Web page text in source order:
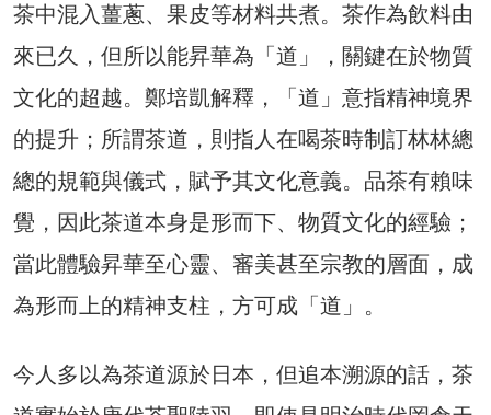
茶中混入薑蔥、果皮等材料共煮。茶作為飲料由
來已久，但所以能昇華為「道」，關鍵在於物質
文化的超越。鄭培凱解釋，「道」意指精神境界
的提升；所謂茶道，則指人在喝茶時制訂林林總
總的規範與儀式，賦予其文化意義。品茶有賴味
覺，因此茶道本身是形而下、物質文化的經驗；
當此體驗昇華至心靈、審美甚至宗教的層面，成
為形而上的精神支柱，方可成「道」。
今人多以為茶道源於日本，但追本溯源的話，茶